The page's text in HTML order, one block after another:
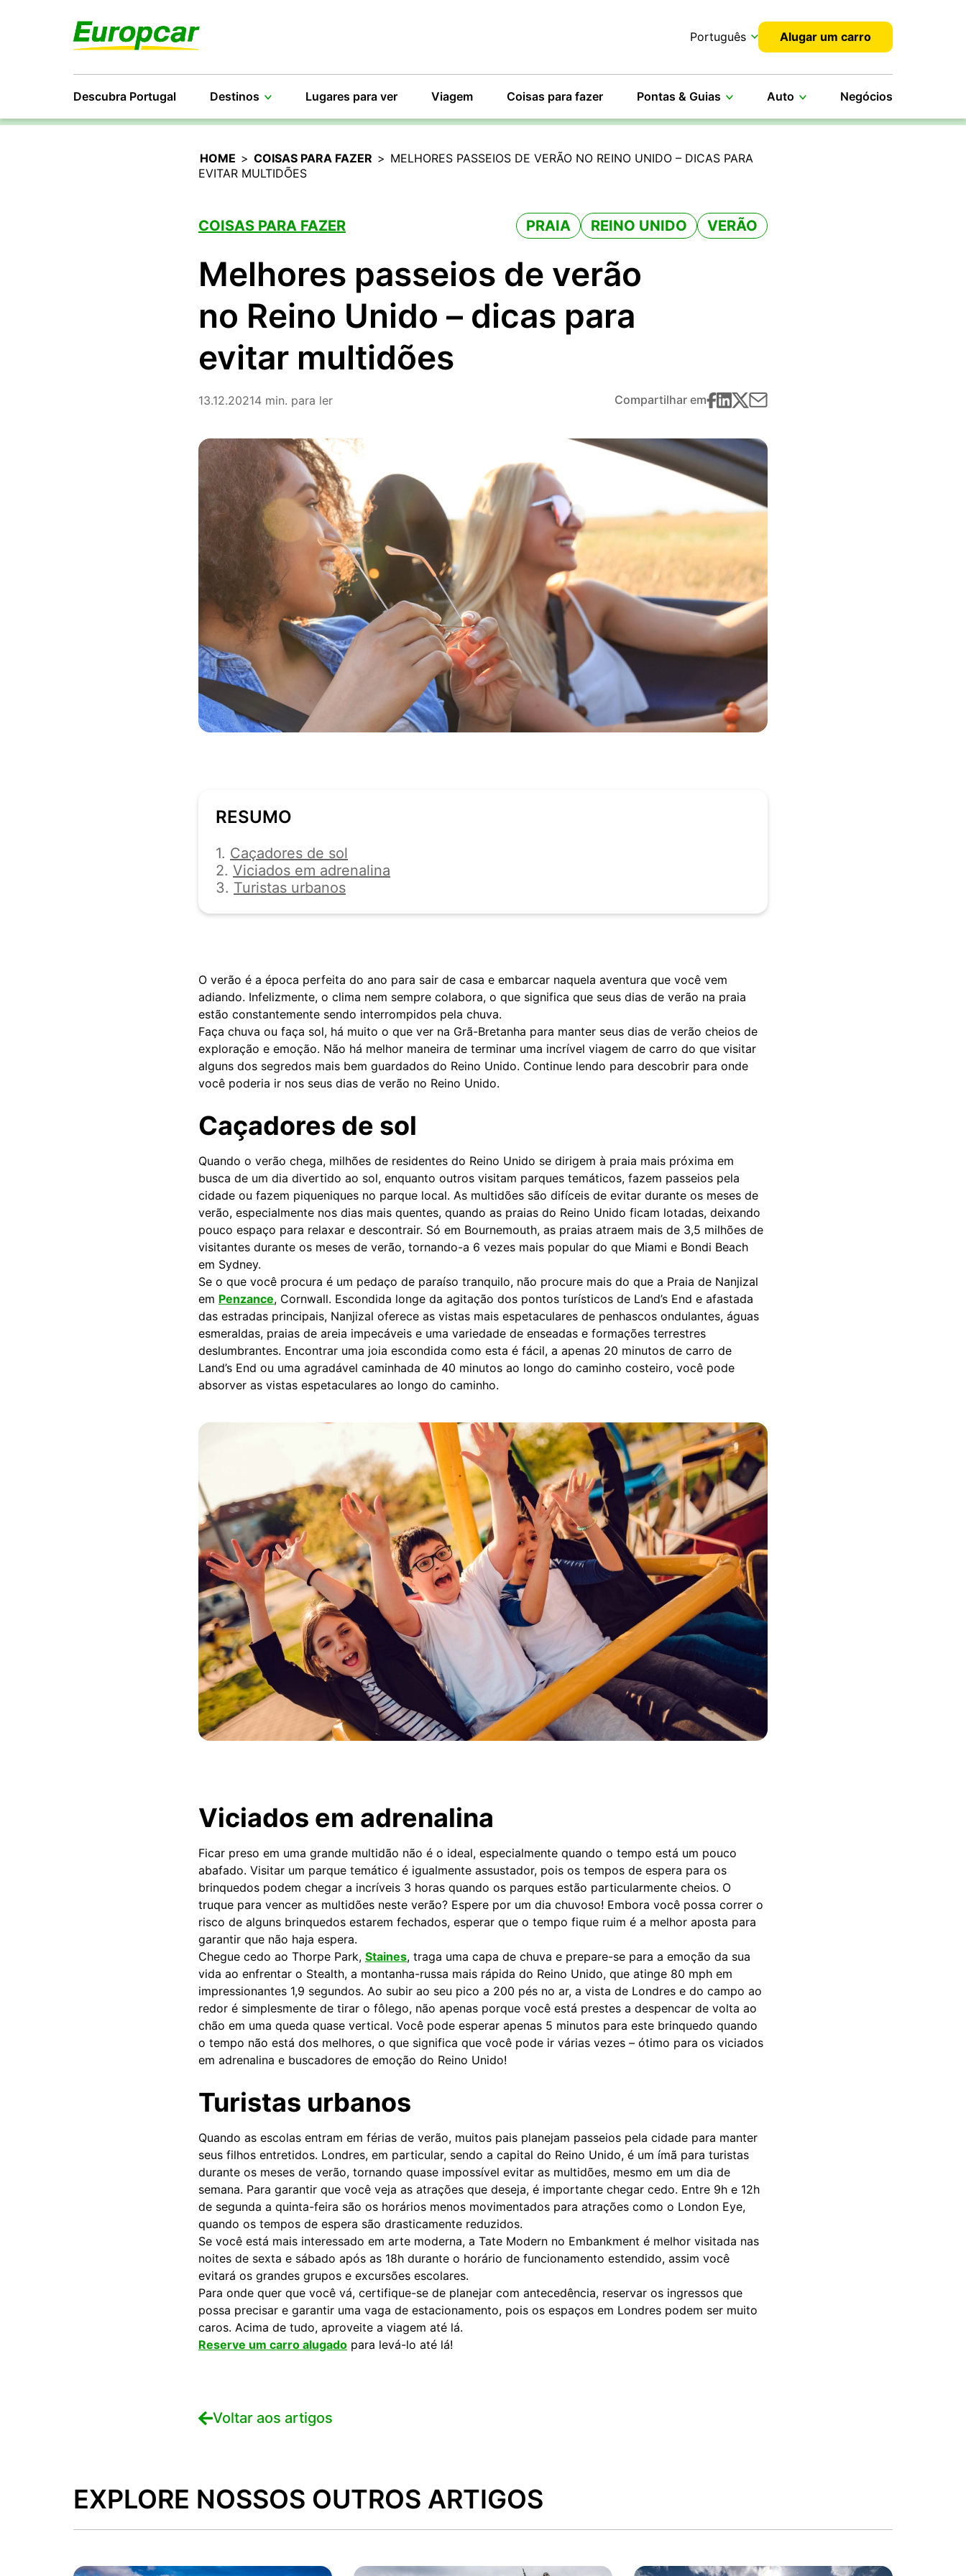
Português Alugar um carro
Descubra Portugal Destinos Lugares para ver Viagem Coisas para fazer Pontas & Guias Auto Negócios
HOME > COISAS PARA FAZER > MELHORES PASSEIOS DE VERÃO NO REINO UNIDO – DICAS PARA
EVITAR MULTIDÕES
COISAS PARA FAZER PRAIA REINO UNIDO VERÃO
Melhores passeios de verão
no Reino Unido – dicas para
evitar multidões
13.12.20214 min. para ler Compartilhar em
RESUMO
1. Caçadores de sol
2. Viciados em adrenalina
3. Turistas urbanos
O verão é a época perfeita do ano para sair de casa e embarcar naquela aventura que você vem
adiando. Infelizmente, o clima nem sempre colabora, o que significa que seus dias de verão na praia
estão constantemente sendo interrompidos pela chuva.
Faça chuva ou faça sol, há muito o que ver na Grã-Bretanha para manter seus dias de verão cheios de
exploração e emoção. Não há melhor maneira de terminar uma incrível viagem de carro do que visitar
alguns dos segredos mais bem guardados do Reino Unido. Continue lendo para descobrir para onde
você poderia ir nos seus dias de verão no Reino Unido.
Caçadores de sol
Quando o verão chega, milhões de residentes do Reino Unido se dirigem à praia mais próxima em
busca de um dia divertido ao sol, enquanto outros visitam parques temáticos, fazem passeios pela
cidade ou fazem piqueniques no parque local. As multidões são difíceis de evitar durante os meses de
verão, especialmente nos dias mais quentes, quando as praias do Reino Unido ficam lotadas, deixando
pouco espaço para relaxar e descontrair. Só em Bournemouth, as praias atraem mais de 3,5 milhões de
visitantes durante os meses de verão, tornando-a 6 vezes mais popular do que Miami e Bondi Beach
em Sydney.
Se o que você procura é um pedaço de paraíso tranquilo, não procure mais do que a Praia de Nanjizal
em Penzance, Cornwall. Escondida longe da agitação dos pontos turísticos de Land’s End e afastada
das estradas principais, Nanjizal oferece as vistas mais espetaculares de penhascos ondulantes, águas
esmeraldas, praias de areia impecáveis e uma variedade de enseadas e formações terrestres
deslumbrantes. Encontrar uma joia escondida como esta é fácil, a apenas 20 minutos de carro de
Land’s End ou uma agradável caminhada de 40 minutos ao longo do caminho costeiro, você pode
absorver as vistas espetaculares ao longo do caminho.
Viciados em adrenalina
Ficar preso em uma grande multidão não é o ideal, especialmente quando o tempo está um pouco
abafado. Visitar um parque temático é igualmente assustador, pois os tempos de espera para os
brinquedos podem chegar a incríveis 3 horas quando os parques estão particularmente cheios. O
truque para vencer as multidões neste verão? Espere por um dia chuvoso! Embora você possa correr o
risco de alguns brinquedos estarem fechados, esperar que o tempo fique ruim é a melhor aposta para
garantir que não haja espera.
Chegue cedo ao Thorpe Park, Staines, traga uma capa de chuva e prepare-se para a emoção da sua
vida ao enfrentar o Stealth, a montanha-russa mais rápida do Reino Unido, que atinge 80 mph em
impressionantes 1,9 segundos. Ao subir ao seu pico a 200 pés no ar, a vista de Londres e do campo ao
redor é simplesmente de tirar o fôlego, não apenas porque você está prestes a despencar de volta ao
chão em uma queda quase vertical. Você pode esperar apenas 5 minutos para este brinquedo quando
o tempo não está dos melhores, o que significa que você pode ir várias vezes – ótimo para os viciados
em adrenalina e buscadores de emoção do Reino Unido!
Turistas urbanos
Quando as escolas entram em férias de verão, muitos pais planejam passeios pela cidade para manter
seus filhos entretidos. Londres, em particular, sendo a capital do Reino Unido, é um ímã para turistas
durante os meses de verão, tornando quase impossível evitar as multidões, mesmo em um dia de
semana. Para garantir que você veja as atrações que deseja, é importante chegar cedo. Entre 9h e 12h
de segunda a quinta-feira são os horários menos movimentados para atrações como o London Eye,
quando os tempos de espera são drasticamente reduzidos.
Se você está mais interessado em arte moderna, a Tate Modern no Embankment é melhor visitada nas
noites de sexta e sábado após as 18h durante o horário de funcionamento estendido, assim você
evitará os grandes grupos e excursões escolares.
Para onde quer que você vá, certifique-se de planejar com antecedência, reservar os ingressos que
possa precisar e garantir uma vaga de estacionamento, pois os espaços em Londres podem ser muito
caros. Acima de tudo, aproveite a viagem até lá.
Reserve um carro alugado para levá-lo até lá!
Voltar aos artigos
EXPLORE NOSSOS OUTROS ARTIGOS